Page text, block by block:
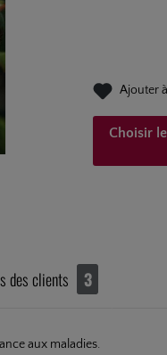
Ajouter
Choisir
des clients 3
aux maladies.